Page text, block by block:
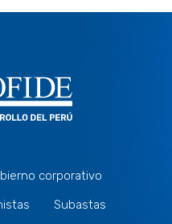
corporativo
Subastas